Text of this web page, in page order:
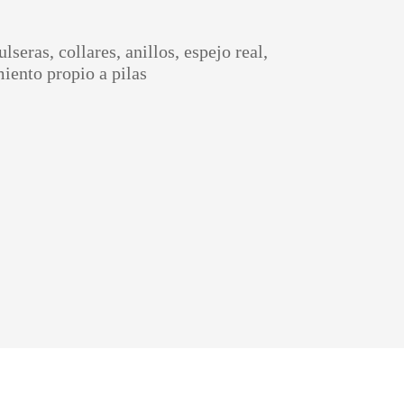
collares, anillos, espejo real,
propio a pilas